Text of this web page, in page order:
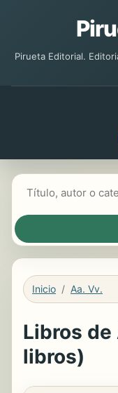
Pirueta Editorial.
Inicio Aa. Vv.
Libros de
libros)